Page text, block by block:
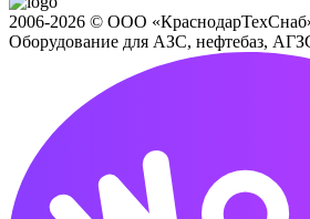
2006-2026 © ООО
Оборудование для АЗС, нефтебаз,